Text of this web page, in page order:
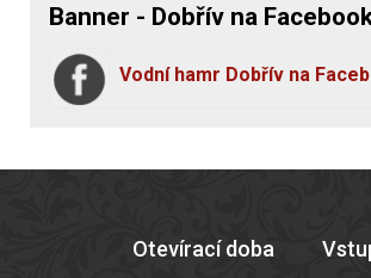
Banner - Dobřív na
Vodní hamr Dobřív na
Otevírací doba